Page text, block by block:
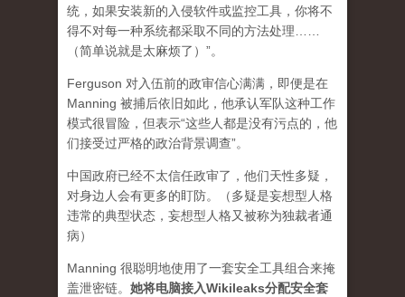
统，如果安装新的入侵软件或监控工具，你将不
得不对每一种系统都采取不同的方法处理……
（简单说就是太麻烦了）”。
Ferguson 对入伍前的政审信心满满，即便是在
Manning 被捕后依旧如此，他承认军队这种工作
模式很冒险，但表示“这些人都是没有污点的，他
们接受过严格的政治背景调查”。
中国政府已经不太信任政审了，他们天性多疑，
对身边人会有更多的盯防。（多疑是妄想型人格
违常的典型状态，妄想型人格又被称为独裁者通
病）
Manning 很聪明地使用了一套安全工具组合来掩
盖泄密链。 她将电脑接入Wikileaks分配安全套